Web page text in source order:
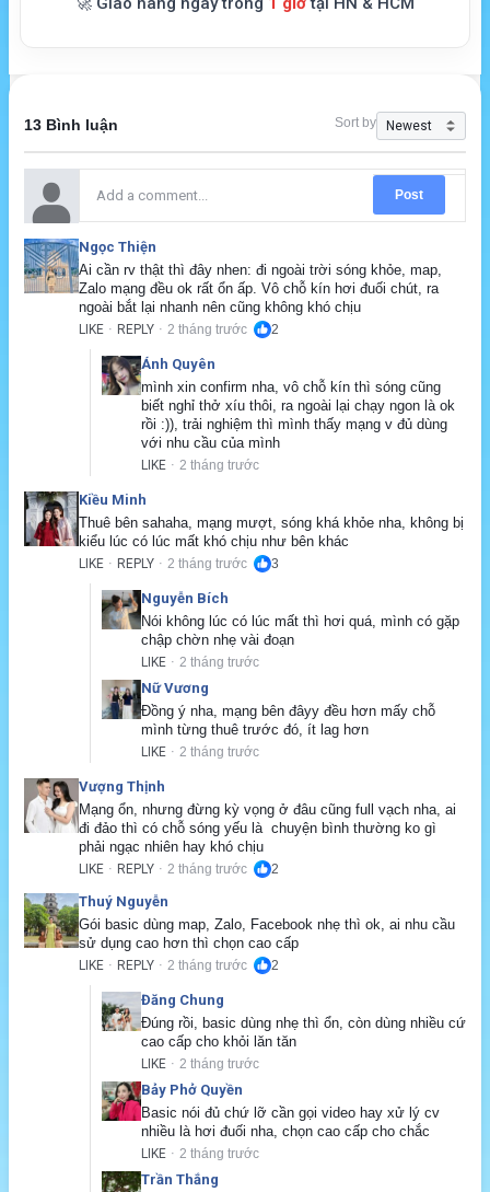
13 Bình luận Sort by
Post
Ngọc Thiện
Ai cần rv thật thì đây nhen: đi ngoài trời sóng khỏe, map,
Zalo mạng đều ok rất ổn ấp. Vô chỗ kín hơi đuối chút, ra
ngoài bắt lại nhanh nên cũng không khó chịu
LIKE · REPLY · 2 tháng trước 2
Ánh Quyên
mình xin confirm nha, vô chỗ kín thì sóng cũng
biết nghỉ thở xíu thôi, ra ngoài lại chạy ngon là ok
rồi :)), trải nghiệm thì mình thấy mạng v đủ dùng
với nhu cầu của mình
LIKE · 2 tháng trước
Kiều Minh
Thuê bên sahaha, mạng mượt, sóng khá khỏe nha, không bị
kiểu lúc có lúc mất khó chịu như bên khác
LIKE · REPLY · 2 tháng trước 3
Nguyễn Bích
Nói không lúc có lúc mất thì hơi quá, mình có gặp
chập chờn nhẹ vài đoạn
LIKE · 2 tháng trước
Nữ Vương
Đồng ý nha, mạng bên đâyy đều hơn mấy chỗ
mình từng thuê trước đó, ít lag hơn
LIKE · 2 tháng trước
Vượng Thịnh
Mạng ổn, nhưng đừng kỳ vọng ở đâu cũng full vạch nha, ai
đi đảo thì có chỗ sóng yếu là  chuyện bình thường ko gì
phải ngạc nhiên hay khó chịu
LIKE · REPLY · 2 tháng trước 2
Thuý Nguyễn
Gói basic dùng map, Zalo, Facebook nhẹ thì ok, ai nhu cầu
sử dụng cao hơn thì chọn cao cấp
LIKE · REPLY · 2 tháng trước 2
Đăng Chung
Đúng rồi, basic dùng nhẹ thì ổn, còn dùng nhiều cứ
cao cấp cho khỏi lăn tăn
LIKE · 2 tháng trước
Bảy Phở Quyền
Basic nói đủ chứ lỡ cần gọi video hay xử lý cv
nhiều là hơi đuối nha, chọn cao cấp cho chắc
LIKE · 2 tháng trước
Trần Thắng